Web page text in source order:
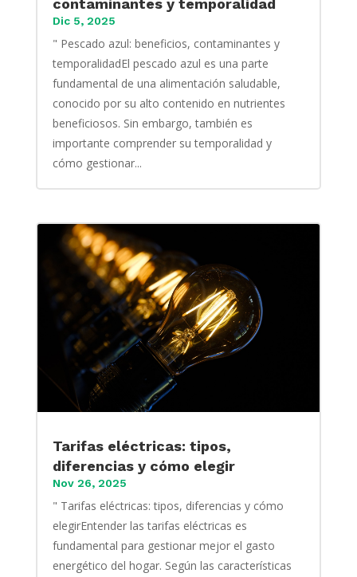
Dic 5, 2025
" Pescado azul: beneficios, contaminantes y
temporalidadEl pescado azul es una parte
fundamental de una alimentación saludable,
conocido por su alto contenido en nutrientes
beneficiosos. Sin embargo, también es
importante comprender su temporalidad y
cómo gestionar...
Tarifas eléctricas: tipos,
diferencias y cómo elegir
Nov 26, 2025
" Tarifas eléctricas: tipos, diferencias y cómo
elegirEntender las tarifas eléctricas es
fundamental para gestionar mejor el gasto
energético del hogar. Según las características